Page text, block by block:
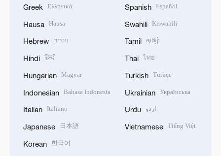
Greek Ελληνικά
Hausa Hausa
Hebrew עברית
Hindi हिन्दी
Hungarian Magyar
Indonesian Bahasa Indonesia
Italian Italiano
Japanese 日本語
Korean 한국어
Spanish Español
Swahili Kiswahili
Tamil தமிழ்
Thai ไทย
Turkish Türkçe
Ukrainian Українська
Urdu اردو
Vietnamese Tiếng Việt